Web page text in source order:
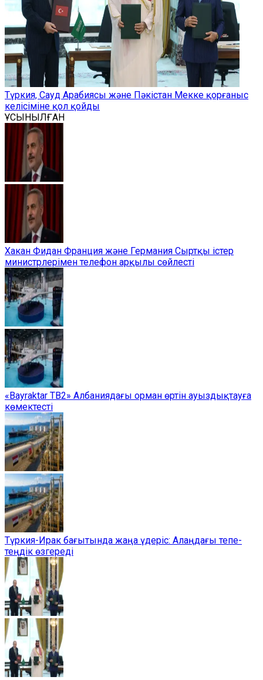
Түркия, Сауд Арабиясы және Пәкістан Мекке қорғаныс
келісіміне қол қойды
ҰСЫНЫЛҒАН
Хакан Фидан Франция және Германия Сыртқы істер
министрлерімен телефон арқылы сөйлесті
«Bayraktar TB2» Албаниядағы орман өртін ауыздықтауға
көмектесті
Түркия-Ирак бағытында жаңа үдеріс: Алаңдағы тепе-
теңдік өзгереді